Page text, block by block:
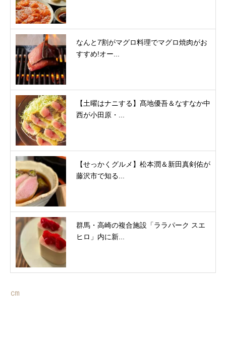
なんと7割がマグロ料理でマグロ焼肉がお
すすめ!オー...
【土曜はナニする】髙地優吾＆なすなか中
西が小田原・...
【せっかくグルメ】松本潤＆新田真剣佑が
藤沢市で知る...
群馬・高崎の複合施設「ララパーク スエ
ヒロ」内に新...
㎝